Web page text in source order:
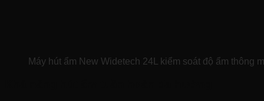
Máy hút ẩm New Widetech 24L kiểm soát độ ẩm thông